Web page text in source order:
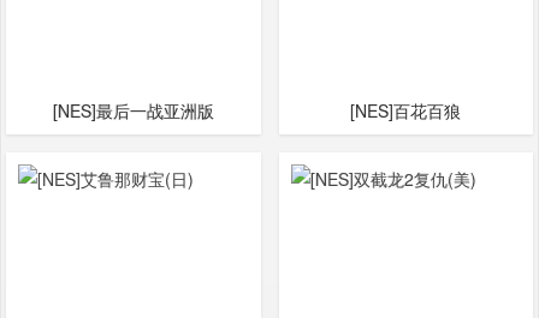
[NES]最后一战亚洲版 [NES]百花百狼